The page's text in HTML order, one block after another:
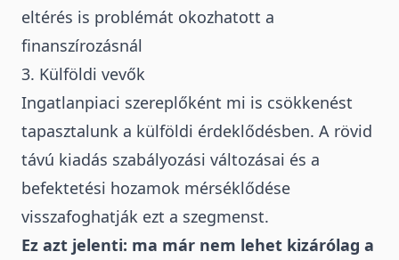
eltérés is problémát okozhatott a
finanszírozásnál
3. Külföldi vevők
Ingatlanpiaci szereplőként mi is csökkenést
tapasztalunk a külföldi érdeklődésben. A rövid
távú kiadás szabályozási változásai és a
befektetési hozamok mérséklődése
visszafoghatják ezt a szegmenst.
Ez azt jelenti: ma már nem lehet kizárólag a